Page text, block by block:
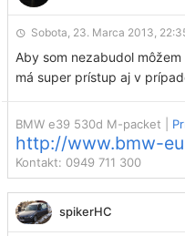
Sobota, 23. Marca 2013,
Aby som nezabudol
má super prístup aj v
BMW e39 530d M-packet |
http://www.bmw-
Kontakt: 0949 711 300
spikerHC